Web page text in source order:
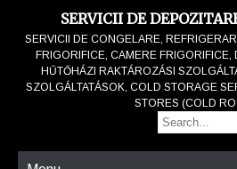
SERVICII DE
SERVICII DE CONGELARE,
FRIGORIFICE, CAMERE FRIGORIFICE,
HŰTŐHÁZI RAKTÁROZÁSI
SZOLGÁLTATÁSOK, COLD STORAGE
STORES (COLD